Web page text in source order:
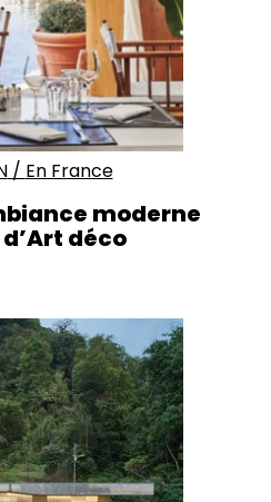
/ En France
moderne
déco